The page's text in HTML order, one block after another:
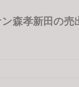
森孝新田の売